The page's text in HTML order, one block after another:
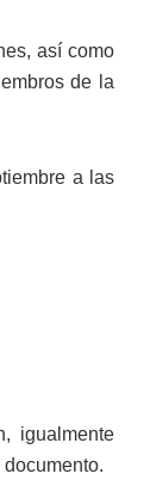
así como
de la
a las
igualmente